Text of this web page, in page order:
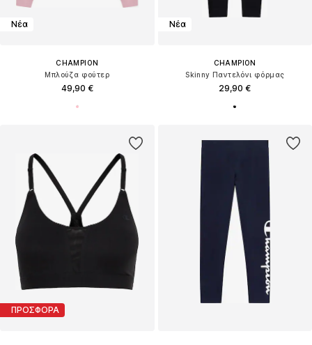
Νέα
CHAMPION
Μπλούζα φούτερ
49,90 €
Νέα
CHAMPION
Skinny Παντελόνι φόρμας
29,90 €
ΠΡΟΣΦΟΡΑ